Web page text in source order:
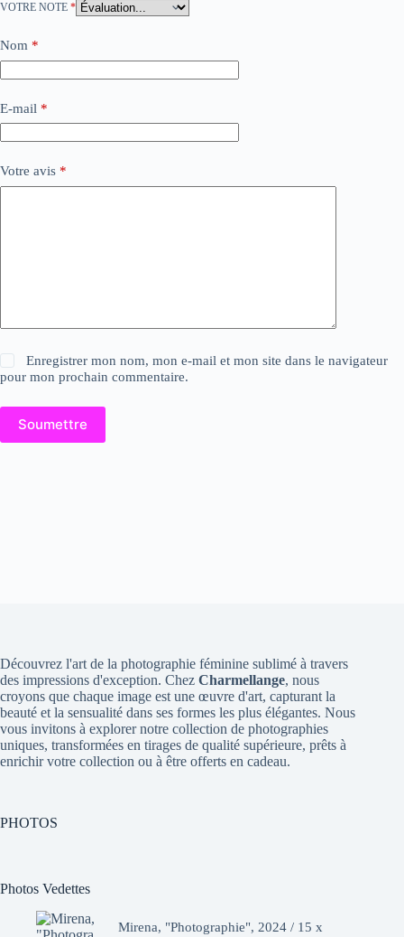
VOTRE NOTE *
Nom *
E-mail *
Votre avis *
Enregistrer mon nom, mon e-mail et mon site dans le navigateur
pour mon prochain commentaire.
Soumettre
Découvrez l'art de la photographie féminine sublimé à travers
des impressions d'exception. Chez Charmellange, nous
croyons que chaque image est une œuvre d'art, capturant la
beauté et la sensualité dans ses formes les plus élégantes. Nous
vous invitons à explorer notre collection de photographies
uniques, transformées en tirages de qualité supérieure, prêts à
enrichir votre collection ou à être offerts en cadeau.
PHOTOS
Photos Vedettes
Mirena, "Photographie", 2024 / 15 x